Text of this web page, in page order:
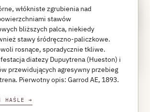
HAŚLE→
włókniste zgrubienia nad
stawów
bliższych palca, niekiedy
stawy śródręczno-paliczkowe.
rosnące, sporadycznie tkliwe.
diatezy Dupuytrena (Hueston) i
przewidujących agresywny przebieg
Pierwotny opis: Garrod AE, 1893.
HAŚLE→
J Hand Surg Am. 2006;31(10):1626-
REFERENCES ↓
Abe na kohorcie japońskiej
obustronność, guzki Garroda,